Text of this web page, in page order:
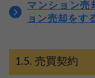
マンション売
ョン売却をす
売買契約